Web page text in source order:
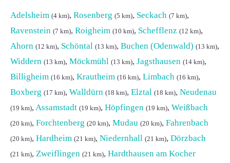
Adelsheim (4 km), Rosenberg (5 km), Seckach (7 km),
Ravenstein (7 km), Roigheim (10 km), Schefflenz (12 km),
Ahorn (12 km), Schöntal (13 km), Buchen (Odenwald) (13 km),
Widdern (13 km), Möckmühl (13 km), Jagsthausen (14 km),
Billigheim (16 km), Krautheim (16 km), Limbach (16 km),
Boxberg (17 km), Walldürn (18 km), Elztal (18 km), Neudenau
(19 km), Assamstadt (19 km), Höpfingen (19 km), Weißbach
(20 km), Forchtenberg (20 km), Mudau (20 km), Fahrenbach
(20 km), Hardheim (21 km), Niedernhall (21 km), Dörzbach
(21 km), Zweiflingen (21 km), Hardthausen am Kocher